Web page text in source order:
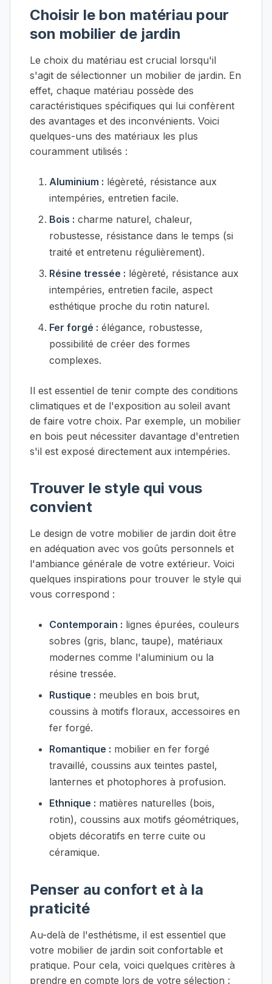
Choisir le bon matériau pour
son mobilier de jardin
Le choix du matériau est crucial lorsqu'il
s'agit de sélectionner un mobilier de jardin. En
effet, chaque matériau possède des
caractéristiques spécifiques qui lui confèrent
des avantages et des inconvénients. Voici
quelques-uns des matériaux les plus
couramment utilisés :
Aluminium : légèreté, résistance aux
intempéries, entretien facile.
Bois : charme naturel, chaleur,
robustesse, résistance dans le temps (si
traité et entretenu régulièrement).
Résine tressée : légèreté, résistance aux
intempéries, entretien facile, aspect
esthétique proche du rotin naturel.
Fer forgé : élégance, robustesse,
possibilité de créer des formes
complexes.
Il est essentiel de tenir compte des conditions
climatiques et de l'exposition au soleil avant
de faire votre choix. Par exemple, un mobilier
en bois peut nécessiter davantage d'entretien
s'il est exposé directement aux intempéries.
Trouver le style qui vous
convient
Le design de votre mobilier de jardin doit être
en adéquation avec vos goûts personnels et
l'ambiance générale de votre extérieur. Voici
quelques inspirations pour trouver le style qui
vous correspond :
Contemporain : lignes épurées, couleurs
sobres (gris, blanc, taupe), matériaux
modernes comme l'aluminium ou la
résine tressée.
Rustique : meubles en bois brut,
coussins à motifs floraux, accessoires en
fer forgé.
Romantique : mobilier en fer forgé
travaillé, coussins aux teintes pastel,
lanternes et photophores à profusion.
Ethnique : matières naturelles (bois,
rotin), coussins aux motifs géométriques,
objets décoratifs en terre cuite ou
céramique.
Penser au confort et à la
praticité
Au-delà de l'esthétisme, il est essentiel que
votre mobilier de jardin soit confortable et
pratique. Pour cela, voici quelques critères à
prendre en compte lors de votre sélection :